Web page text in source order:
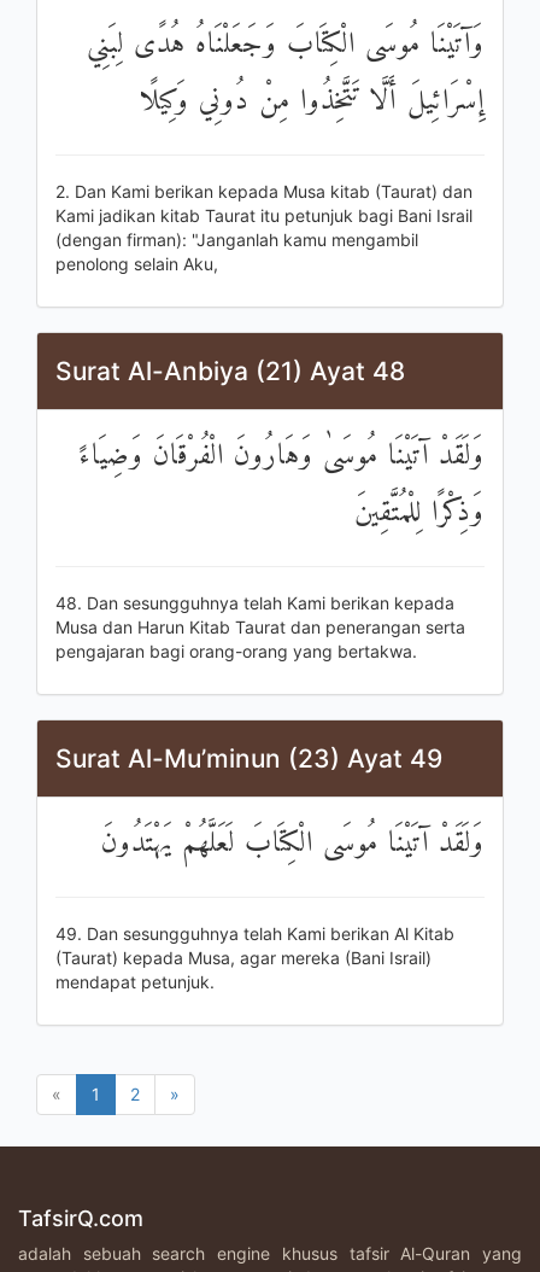
وَآتَيْنَا مُوسَى الْكِتَابَ وَجَعَلْنَاهُ هُدًى لِبَنِي
إِسْرَائِيلَ أَلَّا تَتَّخِذُوا مِنْ دُونِي وَكِيلًا
2. Dan Kami berikan kepada Musa kitab (Taurat) dan
Kami jadikan kitab Taurat itu petunjuk bagi Bani Israil
(dengan firman): "Janganlah kamu mengambil
penolong selain Aku,
Surat Al-Anbiya (21) Ayat 48
وَلَقَدْ آتَيْنَا مُوسَىٰ وَهَارُونَ الْفُرْقَانَ وَضِيَاءً
وَذِكْرًا لِلْمُتَّقِينَ
48. Dan sesungguhnya telah Kami berikan kepada
Musa dan Harun Kitab Taurat dan penerangan serta
pengajaran bagi orang-orang yang bertakwa.
Surat Al-Mu’minun (23) Ayat 49
وَلَقَدْ آتَيْنَا مُوسَى الْكِتَابَ لَعَلَّهُمْ يَهْتَدُونَ
49. Dan sesungguhnya telah Kami berikan Al Kitab
(Taurat) kepada Musa, agar mereka (Bani Israil)
mendapat petunjuk.
« 1 2 »
TafsirQ.com
adalah sebuah search engine khusus tafsir Al-Quran yang